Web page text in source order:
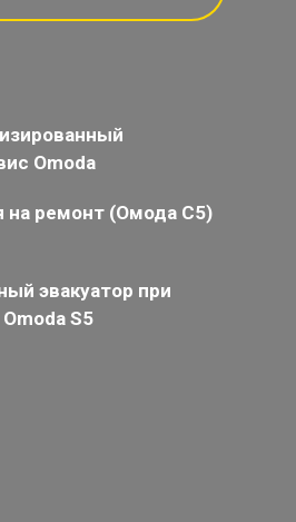
Omoda
на ремонт (Омода С5)
эвакуатор при
S5